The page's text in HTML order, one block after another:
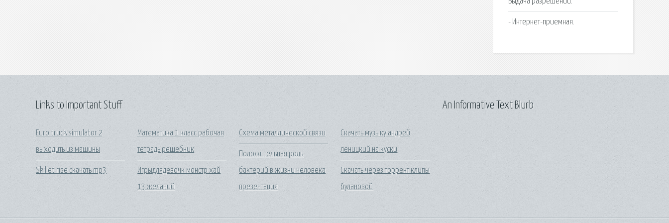
- Интернет-приемная.
Links to Important Stuff
Euro truck simulator 2
выходить из машины
Skillet rise скачать mp3
Математика 1 класс рабочая
тетрадь решебник
Игрыдлядевочк монстр хай
13 желаний
Схема металлической связи
Положительная роль
бактерий в жизни человека
презентация
Скачать музыку андрей
леницкий на куски
Скачать через торрент клипы
булановой
An Informative Text Blurb